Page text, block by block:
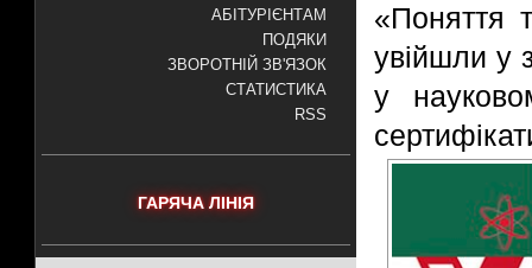
АБІТУРІЄНТАМ
ПОДЯКИ
ЗВОРОТНІЙ ЗВ'ЯЗОК
СТАТИСТИКА
RSS
ГАРЯЧА ЛІНІЯ
«Поняття
увійшли у
у